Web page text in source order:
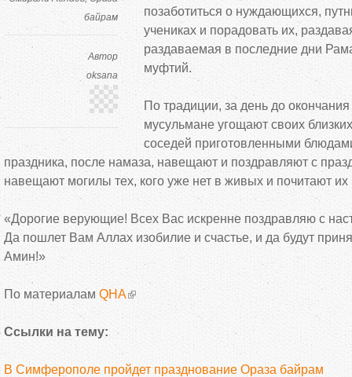
байрам
Автор
oksana
позаботиться о нуждающихся,
учениках и порадовать их,
раздаваемая в последние дни
муфтий.
По традиции, за день до
мусульмане угощают своих
соседей приготовленными
праздника, после намаза, навещают и поздравляют с
навещают могилы тех, кого уже нет в живых и почитают
«Дорогие верующие! Всех Вас искренне поздравляю с
Да пошлет Вам Аллах изобилие и счастье, и да будут
Амин!»
По материалам QHA
Ссылки на тему:
В Симферополе пройдет празднование Ораза байрам